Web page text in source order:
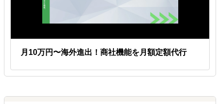
マニュアル不要
実際はマニュアルがないクライアント様がほとんどですので、業務の
務サポート致します。
1ヶ月分のみ10時間まで翌月へ繰越可能です。
月10万円〜海外進出！商社機能を月額定額代行